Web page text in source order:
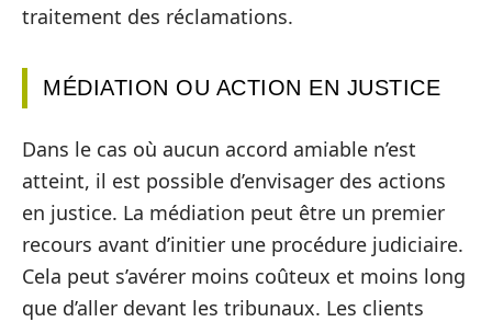
traitement des réclamations.
MÉDIATION OU ACTION EN JUSTICE
Dans le cas où aucun accord amiable n’est
atteint, il est possible d’envisager des actions
en justice. La médiation peut être un premier
recours avant d’initier une procédure judiciaire.
Cela peut s’avérer moins coûteux et moins long
que d’aller devant les tribunaux. Les clients